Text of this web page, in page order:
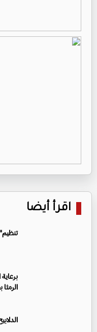
اقرأ أيضا